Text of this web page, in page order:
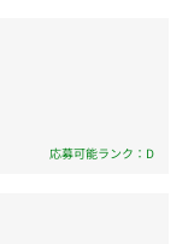
応募可能ランク：D